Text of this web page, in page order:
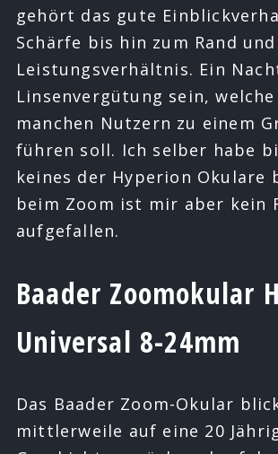
gehört das gute
Schärfe bis hin zum Rand
Leistungsverhältnis. Ein
Linsenvergütung sein,
manchen Nutzern zu einem
führen soll. Ich selber habe
keines der Hyperion Okulare
beim Zoom ist mir aber kein
aufgefallen.
Baader Zoomokular
Universal 8-24mm
Das Baader Zoom-Okular
mittlerweile auf eine 20